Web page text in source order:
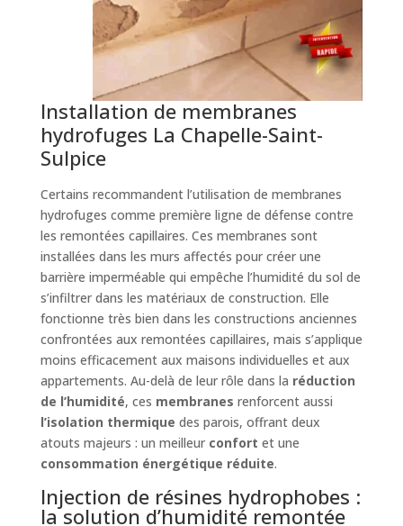
Installation de membranes
hydrofuges La Chapelle-Saint-
Sulpice
Certains recommandent l’utilisation de membranes
hydrofuges comme première ligne de défense contre
les remontées capillaires. Ces membranes sont
installées dans les murs affectés pour créer une
barrière imperméable qui empêche l’humidité du sol de
s’infiltrer dans les matériaux de construction. Elle
fonctionne très bien dans les constructions anciennes
confrontées aux remontées capillaires, mais s’applique
moins efficacement aux maisons individuelles et aux
appartements. Au-delà de leur rôle dans la réduction
de l’humidité, ces membranes renforcent aussi
l’isolation thermique des parois, offrant deux
atouts majeurs : un meilleur confort et une
consommation énergétique réduite.
Injection de résines hydrophobes :
la solution d’humidité remontée